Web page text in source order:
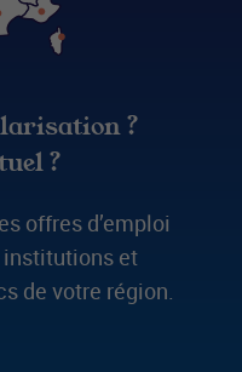
?
?
offres d’emploi
institutions et
de votre région.